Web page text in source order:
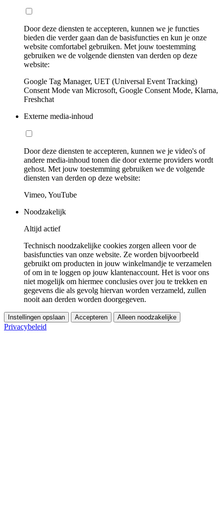
Door deze diensten te accepteren, kunnen we je functies
bieden die verder gaan dan de basisfuncties en kun je onze
website comfortabel gebruiken. Met jouw toestemming
gebruiken we de volgende diensten van derden op deze
website:
Google Tag Manager, UET (Universal Event Tracking)
Consent Mode van Microsoft, Google Consent Mode, Klarna,
Freshchat
Externe media-inhoud
Door deze diensten te accepteren, kunnen we je video's of
andere media-inhoud tonen die door externe providers wordt
gehost. Met jouw toestemming gebruiken we de volgende
diensten van derden op deze website:
Vimeo, YouTube
Noodzakelijk
Altijd actief
Technisch noodzakelijke cookies zorgen alleen voor de
basisfuncties van onze website. Ze worden bijvoorbeeld
gebruikt om producten in jouw winkelmandje te verzamelen
of om in te loggen op jouw klantenaccount. Het is voor ons
niet mogelijk om hiermee conclusies over jou te trekken en
gegevens die als gevolg hiervan worden verzameld, zullen
nooit aan derden worden doorgegeven.
Instellingen opslaan Accepteren Alleen noodzakelijke
Privacybeleid